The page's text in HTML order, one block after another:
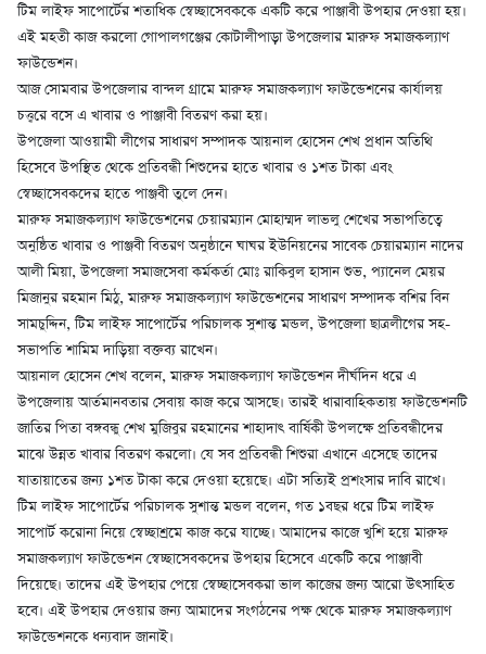
টিম লাইফ সাপোর্টের শতাধিক স্বেচ্ছাসেবককে একটি করে পাঞ্জাবী উপহার দেওয়া হয়।
এই মহতী কাজ করলো গোপালগঞ্জের কোটালীপাড়া উপজেলার মারুফ সমাজকল্যাণ
ফাউন্ডেশন।
আজ সোমবার উপজেলার বান্দল গ্রামে মারুফ সমাজকল্যাণ ফাউন্ডেশনের কার্যালয়
চত্ত্বরে বসে এ খাবার ও পাঞ্জাবী বিতরণ করা হয়।
উপজেলা আওয়ামী লীগের সাধারণ সম্পাদক আয়নাল হোসেন শেখ প্রধান অতিথি
হিসেবে উপস্থিত থেকে প্রতিবন্ধী শিশুদের হাতে খাবার ও ১শত টাকা এবং
স্বেচ্ছাসেবকদের হাতে পাঞ্জবী তুলে দেন।
মারুফ সমাজকল্যাণ ফাউন্ডেশনের চেয়ারম্যান মোহাম্মদ লাভলু শেখের সভাপতিত্বে
অনুষ্ঠিত খাবার ও পাঞ্জবী বিতরণ অনুষ্ঠানে ঘাঘর ইউনিয়নের সাবেক চেয়ারম্যান নাদের
আলী মিয়া, উপজেলা সমাজসেবা কর্মকর্তা মোঃ রাকিবুল হাসান শুভ, প্যানেল মেয়র
মিজানুর রহমান মিঠু, মারুফ সমাজকল্যাণ ফাউন্ডেশনের সাধারণ সম্পাদক বশির বিন
সামচুদ্দিন, টিম লাইফ সাপোর্টের পরিচালক সুশান্ত মন্ডল, উপজেলা ছাত্রলীগের সহ-
সভাপতি শামিম দাড়িয়া বক্তব্য রাখেন।
আয়নাল হোসেন শেখ বলেন, মারুফ সমাজকল্যাণ ফাউন্ডেশন দীর্ঘদিন ধরে এ
উপজেলায় আর্তমানবতার সেবায় কাজ করে আসছে। তারই ধারাবাহিকতায় ফাউন্ডেশনটি
জাতির পিতা বঙ্গবন্ধু শেখ মুজিবুর রহমানের শাহাদাৎ বার্ষিকী উপলক্ষে প্রতিবন্ধীদের
মাঝে উন্নত খাবার বিতরণ করলো। যে সব প্রতিবন্ধী শিশুরা এখানে এসেছে তাদের
যাতায়াতের জন্য ১শত টাকা করে দেওয়া হয়েছে। এটা সত্যিই প্রশংসার দাবি রাখে।
টিম লাইফ সাপোর্টের পরিচালক সুশান্ত মন্ডল বলেন, গত ১বছর ধরে টিম লাইফ
সাপোর্ট করোনা নিয়ে স্বেচ্ছাশ্রমে কাজ করে যাচ্ছে। আমাদের কাজে খুশি হয়ে মারুফ
সমাজকল্যাণ ফাউন্ডেশন স্বেচ্ছাসেবকদের উপহার হিসেবে একেটি করে পাঞ্জাবী
দিয়েছে। তাদের এই উপহার পেয়ে স্বেচ্ছাসেবকরা ভাল কাজের জন্য আরো উৎসাহিত
হবে। এই উপহার দেওয়ার জন্য আমাদের সংগঠনের পক্ষ থেকে মারুফ সমাজকল্যাণ
ফাউন্ডেশনকে ধন্যবাদ জানাই।